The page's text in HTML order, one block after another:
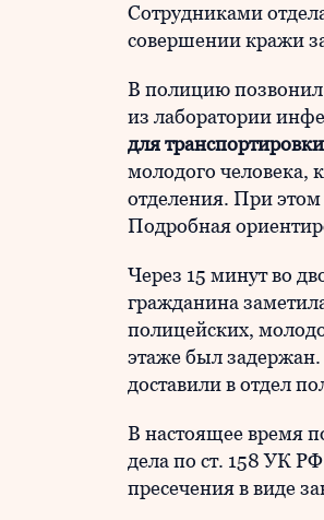
Сотрудниками
совершении кражи
В полицию позвонил
из лаборатории
для
молодого человека,
отделения. При
Подробная
Через 15 минут во
гражданина
полицейских,
этаже был задержан.
доставили в отдел
В настоящее время
дела по ст. 158 УК
пресечения в виде